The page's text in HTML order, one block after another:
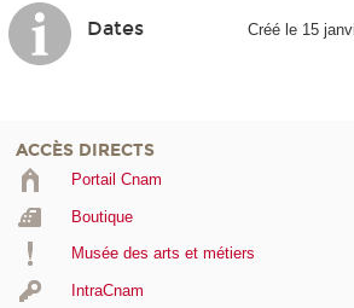
Dates Créé le 15
ACCÈS DIRECTS
Portail Cnam
Boutique
Musée des arts et métiers
IntraCnam